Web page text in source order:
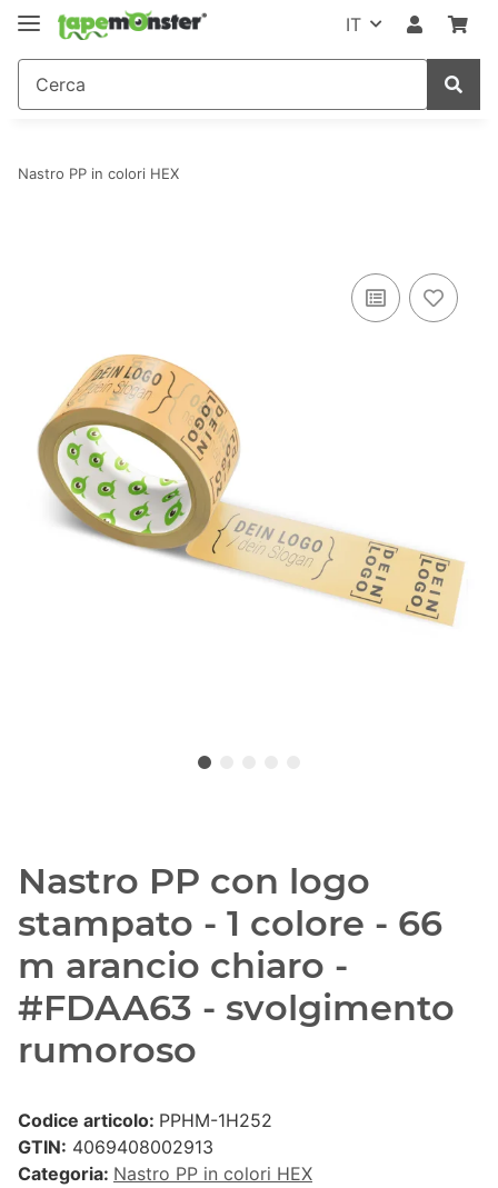
IT
Nastro PP in colori HEX
Nastro PP con logo
stampato - 1 colore - 66
m arancio chiaro -
#FDAA63 - svolgimento
rumoroso
Codice articolo: PPHM-1H252
GTIN: 4069408002913
Categoria: Nastro PP in colori HEX